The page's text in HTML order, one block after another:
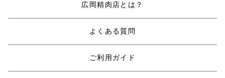
広岡精肉店とは？
よくある質問
ご利用ガイド